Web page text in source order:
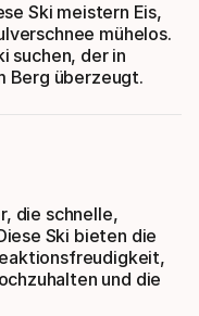
Ski meistern Eis,
mühelos.
suchen, der in
Berg überzeugt.
die schnelle,
Ski bieten die
und die